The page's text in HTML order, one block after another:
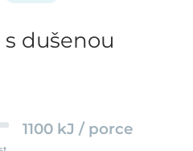
dušenou
1100 kJ / porce